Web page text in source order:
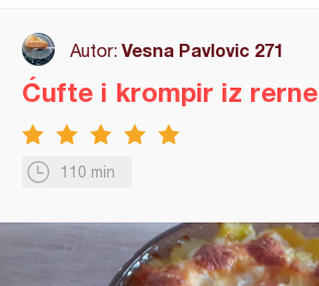
Autor: Vesna Pavlovic 271
110 min
Ćufte i krompir iz rerne